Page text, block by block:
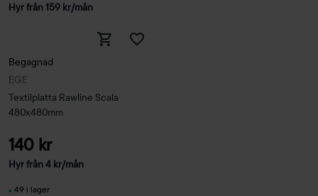
Hyr från159 kr/mån
EGE
Begagnad
Textilplatta Rawline Scala
480x480mm
140 kr
Hyr från4 kr/mån
49 i lager